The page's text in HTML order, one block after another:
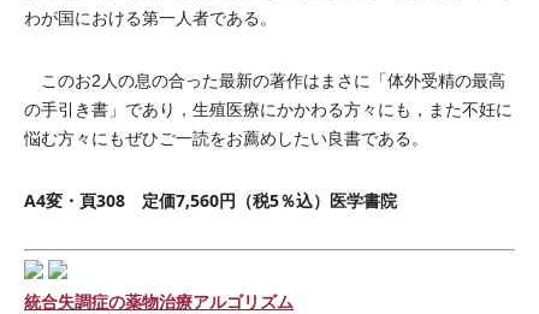
わが国における第一人者である。
このお2人の息の合った最新の著作はまさに「体外受精の最高
の手引き書」であり，生殖医療にかかわる方々にも，また不妊に
悩む方々にもぜひご一読をお薦めしたい良書である。
A4変・頁308 定価7,560円（税5％込）医学書院
統合失調症の薬物治療アルゴリズム